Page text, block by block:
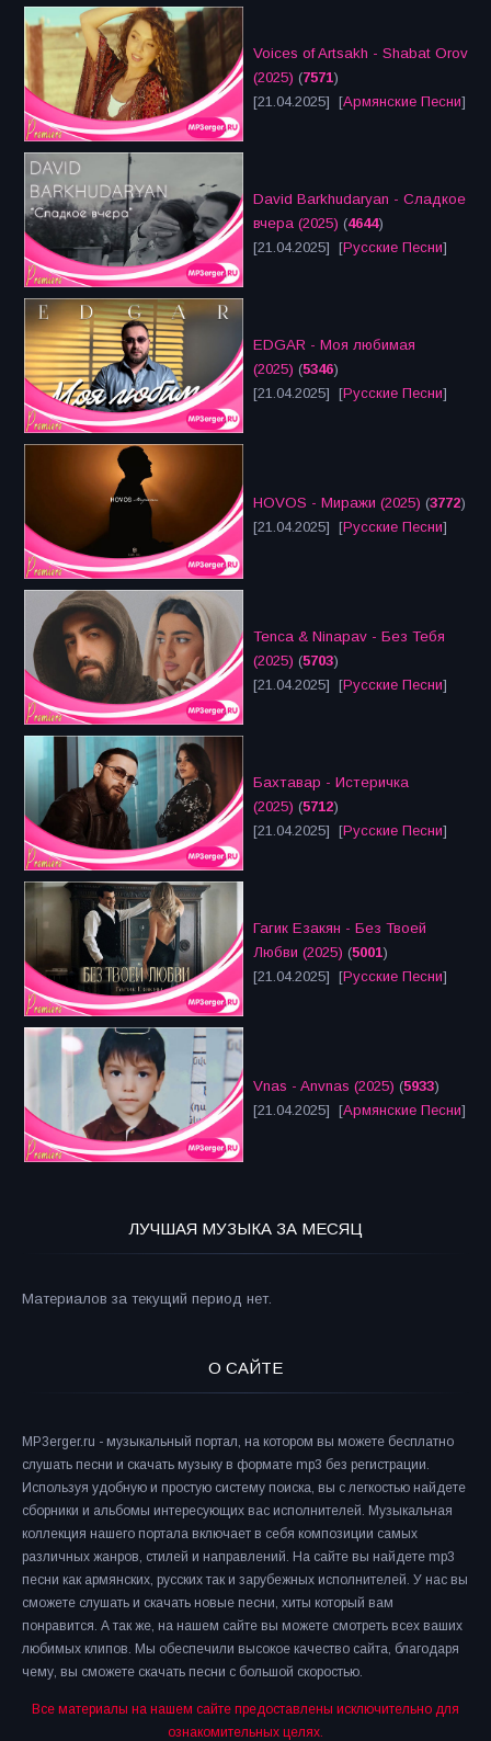
Voices of Artsakh - Shabat Orov
(2025) (7571)
[21.04.2025] [Армянские Песни]
David Barkhudaryan - Сладкое
вчера (2025) (4644)
[21.04.2025] [Русские Песни]
EDGAR - Моя любимая
(2025) (5346)
[21.04.2025] [Русские Песни]
HOVOS - Миражи (2025) (3772)
[21.04.2025] [Русские Песни]
Tenca & Ninapav - Без Тебя
(2025) (5703)
[21.04.2025] [Русские Песни]
Бахтавар - Истеричка
(2025) (5712)
[21.04.2025] [Русские Песни]
Гагик Езакян - Без Твоей
Любви (2025) (5001)
[21.04.2025] [Русские Песни]
Vnas - Anvnas (2025) (5933)
[21.04.2025] [Армянские Песни]
ЛУЧШАЯ МУЗЫКА ЗА МЕСЯЦ
Материалов за текущий период нет.
О САЙТЕ
MP3erger.ru - музыкальный портал, на котором вы можете бесплатно
слушать песни и скачать музыку в формате mp3 без регистрации.
Используя удобную и простую систему поиска, вы с легкостью найдете
сборники и альбомы интересующих вас исполнителей. Музыкальная
коллекция нашего портала включает в себя композиции самых
различных жанров, стилей и направлений. На сайте вы найдете mp3
песни как армянских, русских так и зарубежных исполнителей. У нас вы
сможете слушать и скачать новые песни, хиты который вам
понравится. А так же, на нашем сайте вы можете смотреть всех ваших
любимых клипов. Мы обеспечили высокое качество сайта, благодаря
чему, вы сможете скачать песни с большой скоростью.
Все материалы на нашем сайте предоставлены исключительно для
ознакомительных целях.